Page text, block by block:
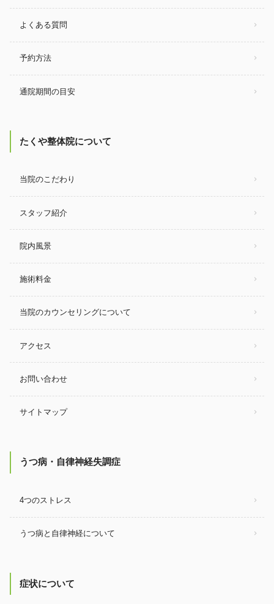
よくある質問
予約方法
通院期間の目安
たくや整体院について
当院のこだわり
スタッフ紹介
院内風景
施術料金
当院のカウンセリングについて
アクセス
お問い合わせ
サイトマップ
うつ病・自律神経失調症
4つのストレス
うつ病と自律神経について
症状について